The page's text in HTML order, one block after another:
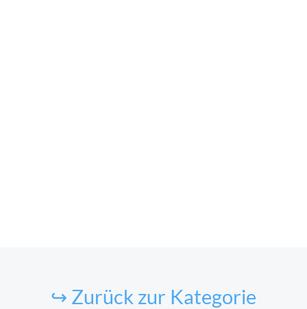
↪ Zurück zur Kategorie